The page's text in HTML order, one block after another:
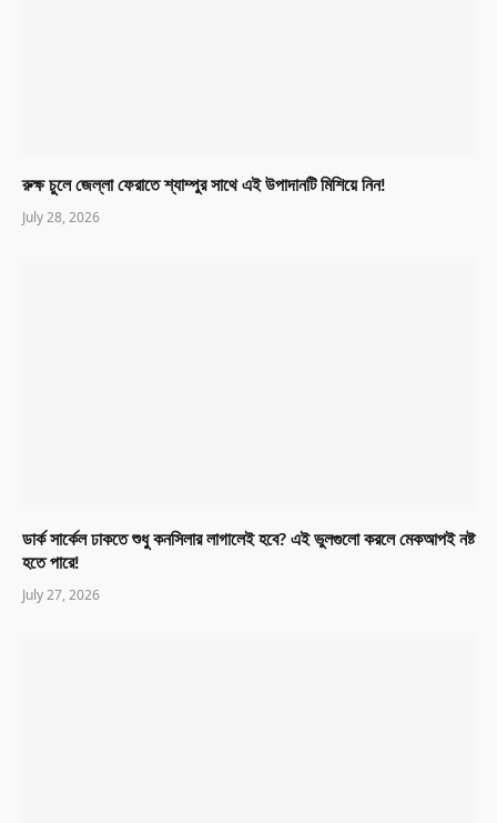
রুক্ষ চুলে জেল্লা ফেরাতে শ্যাম্পুর সাথে এই উপাদানটি মিশিয়ে নিন!
July 28, 2026
ডার্ক সার্কেল ঢাকতে শুধু কনসিলার লাগালেই হবে? এই ভুলগুলো করলে মেকআপই নষ্ট
হতে পারে!
July 27, 2026